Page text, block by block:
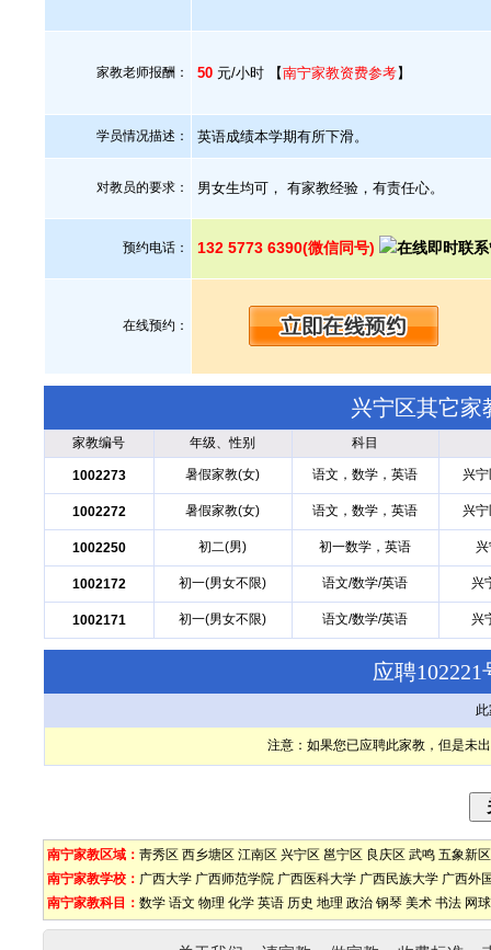
家教老师报酬： 50 元/小时 【南宁家教资费参考】
学员情况描述： 英语成绩本学期有所下滑。
对教员的要求： 男女生均可， 有家教经验，有责任心。
预约电话： 132 5773 6390(微信同号)
在线预约：
兴宁区其它家
家教编号 年级、性别 科目
1002273 暑假家教(女) 语文，数学，英语 兴
1002272 暑假家教(女) 语文，数学，英语 兴
1002250 初二(男) 初一数学，英语
1002172 初一(男女不限) 语文/数学/英语 兴
1002171 初一(男女不限) 语文/数学/英语 兴
应聘
注意：如果您已应聘此家教，但是未
南宁家教区域： 靑秀区 西乡塘区 江南区 兴宁区 邕宁区 良庆区 武鸣 五象新区
南宁家教学校： 广西大学 广西师范学院 广西医科大学 广西民族大学 广西外
南宁家教科目： 数学 语文 物理 化学 英语 历史 地理 政治 钢琴 美术 书法 网球